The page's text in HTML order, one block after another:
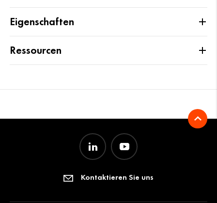
Eigenschaften
Ressourcen
Kontaktieren Sie uns